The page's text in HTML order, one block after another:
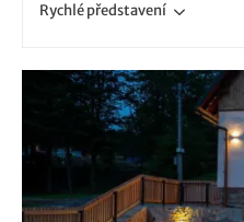
Rychlépředstavení